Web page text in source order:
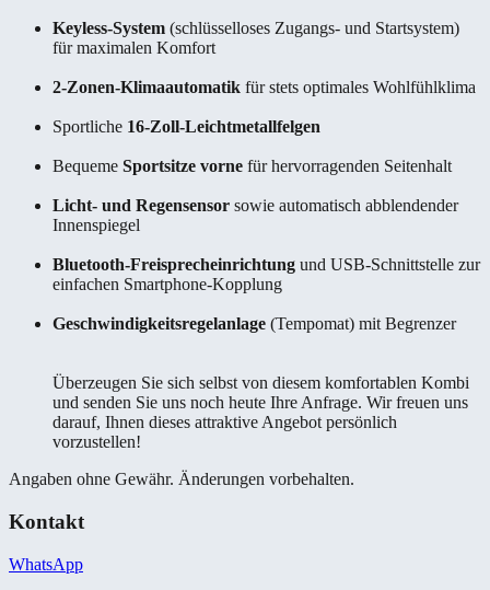
Keyless-System (schlüsselloses Zugangs- und Startsystem)
für maximalen Komfort
2-Zonen-Klimaautomatik für stets optimales Wohlfühlklima
Sportliche 16-Zoll-Leichtmetallfelgen
Bequeme Sportsitze vorne für hervorragenden Seitenhalt
Licht- und Regensensor sowie automatisch abblendender
Innenspiegel
Bluetooth-Freisprecheinrichtung und USB-Schnittstelle zur
einfachen Smartphone-Kopplung
Geschwindigkeitsregelanlage (Tempomat) mit Begrenzer
Überzeugen Sie sich selbst von diesem komfortablen Kombi
und senden Sie uns noch heute Ihre Anfrage. Wir freuen uns
darauf, Ihnen dieses attraktive Angebot persönlich
vorzustellen!
Angaben ohne Gewähr. Änderungen vorbehalten.
Kontakt
WhatsApp